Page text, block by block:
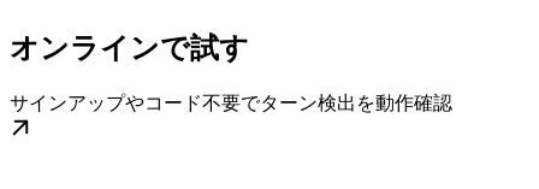
オンラインで試す
サインアップやコード不要でターン検出を動作確認